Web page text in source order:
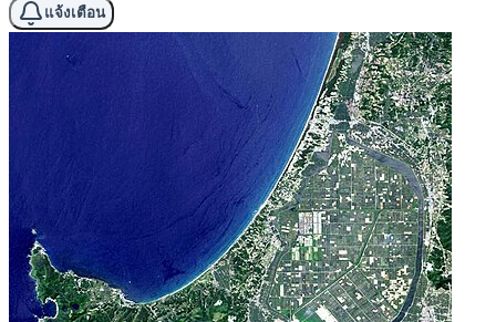
แจ้งเตือน